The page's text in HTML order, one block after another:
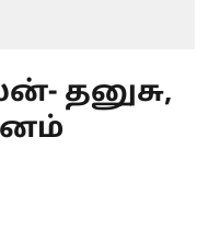
தனுசு,